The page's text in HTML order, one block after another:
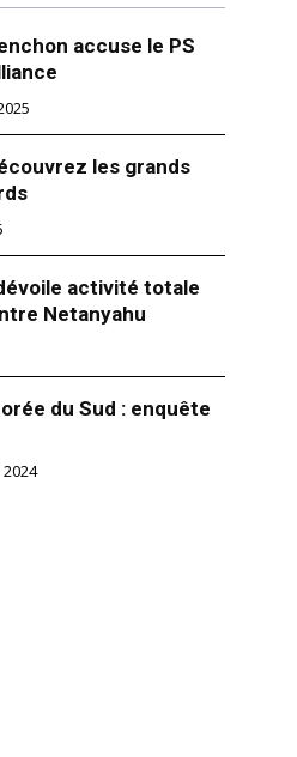
accuse le PS
les grands
activité totale
Netanyahu
du Sud : enquête